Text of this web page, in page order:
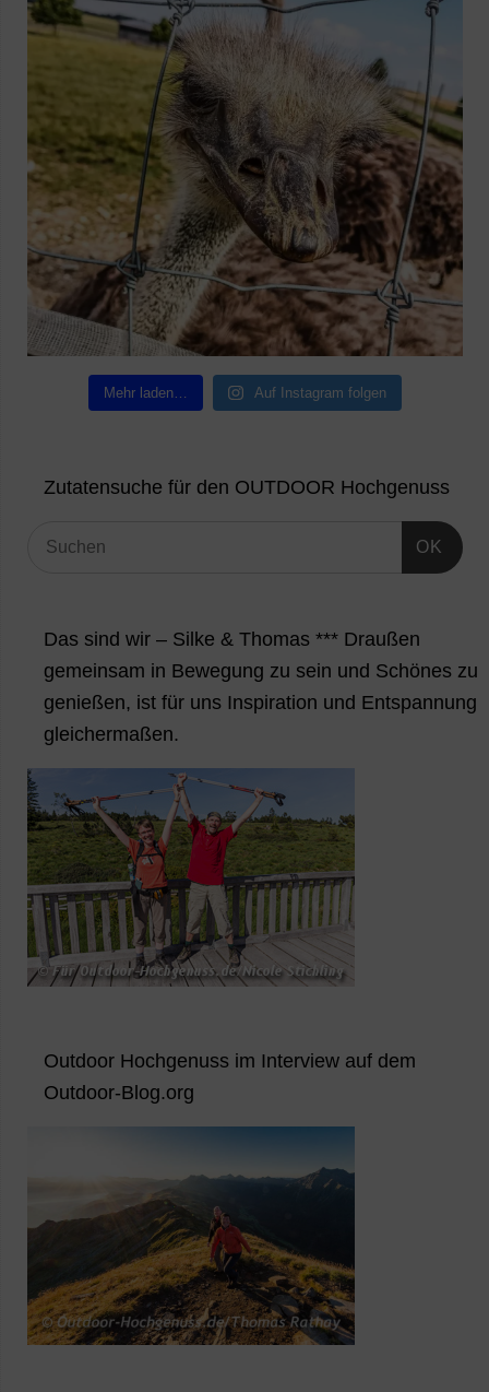
Mehr laden… Auf Instagram folgen
Zutatensuche für den OUTDOOR Hochgenuss
OK
Das sind wir – Silke & Thomas *** Draußen
gemeinsam in Bewegung zu sein und Schönes zu
genießen, ist für uns Inspiration und Entspannung
gleichermaßen.
Outdoor Hochgenuss im Interview auf dem
Outdoor-Blog.org